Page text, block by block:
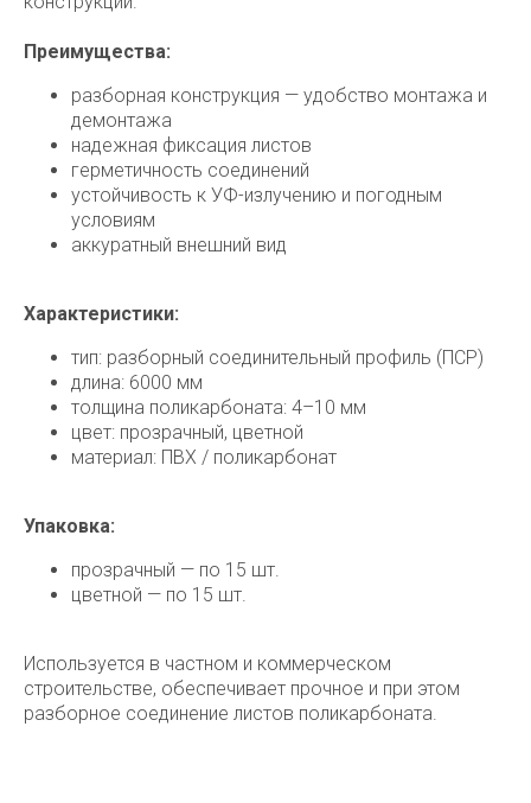
Преимущества:
разборная конструкция — удобство монтажа и
демонтажа
надежная фиксация листов
герметичность соединений
устойчивость к УФ-излучению и погодным
условиям
аккуратный внешний вид
Характеристики:
тип: разборный соединительный профиль (ПСР)
длина: 6000 мм
толщина поликарбоната: 4–10 мм
цвет: прозрачный, цветной
материал: ПВХ / поликарбонат
Упаковка:
прозрачный — по 15 шт.
цветной — по 15 шт.
Используется в частном и коммерческом
строительстве, обеспечивает прочное и при этом
разборное соединение листов поликарбоната.